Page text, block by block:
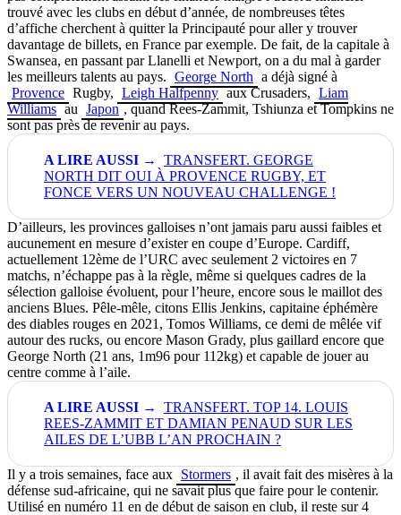
trouvé avec les clubs en début d’année, de nombreuses têtes
d’affiche cherchent à quitter la Principauté pour aller y trouver
davantage de billets, en France par exemple. De fait, de la capitale à
Swansea, en passant par Llanelli et Newport, on a du mal à garder
les meilleurs talents au pays. George North a déjà signé à
Provence Rugby, Leigh Halfpenny aux Crusaders, Liam
Williams au Japon , quand Rees-Zammit, Tshiunza et Tompkins ne
sont pas près de revenir au pays.
TRANSFERT. GEORGE
NORTH DIT OUI À PROVENCE RUGBY, ET
FONCE VERS UN NOUVEAU CHALLENGE !
D’ailleurs, les provinces galloises n’ont jamais paru aussi faibles et
aucunement en mesure d’exister en coupe d’Europe. Cardiff,
actuellement 12ème de l’URC avec seulement 2 victoires en 7
matchs, n’échappe pas à la règle, même si quelques cadres de la
sélection galloise évoluent, pour l’heure, encore sous le maillot des
anciens Blues. Pêle-mêle, citons Ellis Jenkins, capitaine éphémère
des diables rouges en 2021, Tomos Williams, ce demi de mêlée vif
autour des rucks, ou encore Mason Grady, plus gaillard encore que
George North (21 ans, 1m96 pour 112kg) et capable de jouer au
centre comme à l’aile.
TRANSFERT. TOP 14. LOUIS
REES-ZAMMIT ET DAMIAN PENAUD SUR LES
AILES DE L’UBB L’AN PROCHAIN ?
Il y a trois semaines, face aux Stormers , il avait fait des misères à la
défense sud-africaine, qui ne savait plus que faire pour le contenir.
Utilisé en numéro 11 en de début de saison en club, il reste sur 4